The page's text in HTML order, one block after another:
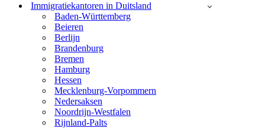
Immigratiekantoren in Duitsland
Baden-Württemberg
Beieren
Berlijn
Brandenburg
Bremen
Hamburg
Hessen
Mecklenburg-Vorpommern
Nedersaksen
Noordrijn-Westfalen
Rijnland-Palts